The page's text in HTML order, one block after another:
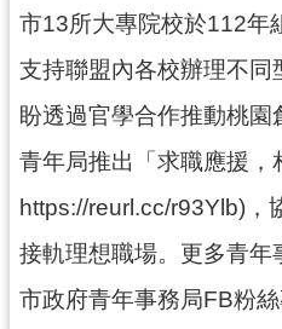
市
政
府
隱
私
政
策
網
市13所大專院校於112年
支持聯盟內各校辦理不同
盼透過官學合作推動桃
青年局推出「求職應援，
https://reurl.cc/r93Ylb)，
接軌理想職場。更多青年
市政府青年事務局FB粉絲